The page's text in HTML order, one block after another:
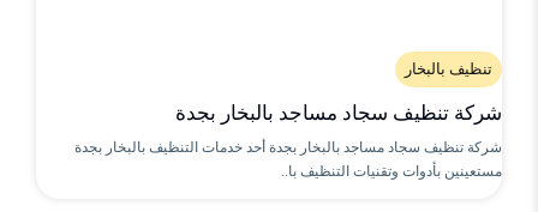
تنظيف بالبخار
شركة تنظيف سجاد مساجد بالبخار بجدة
شركة تنظيف سجاد مساجد بالبخار بجدة أحد خدمات التنظيف بالبخار بجدة
مستعينين بأدوات وتقنيات التنظيف با..